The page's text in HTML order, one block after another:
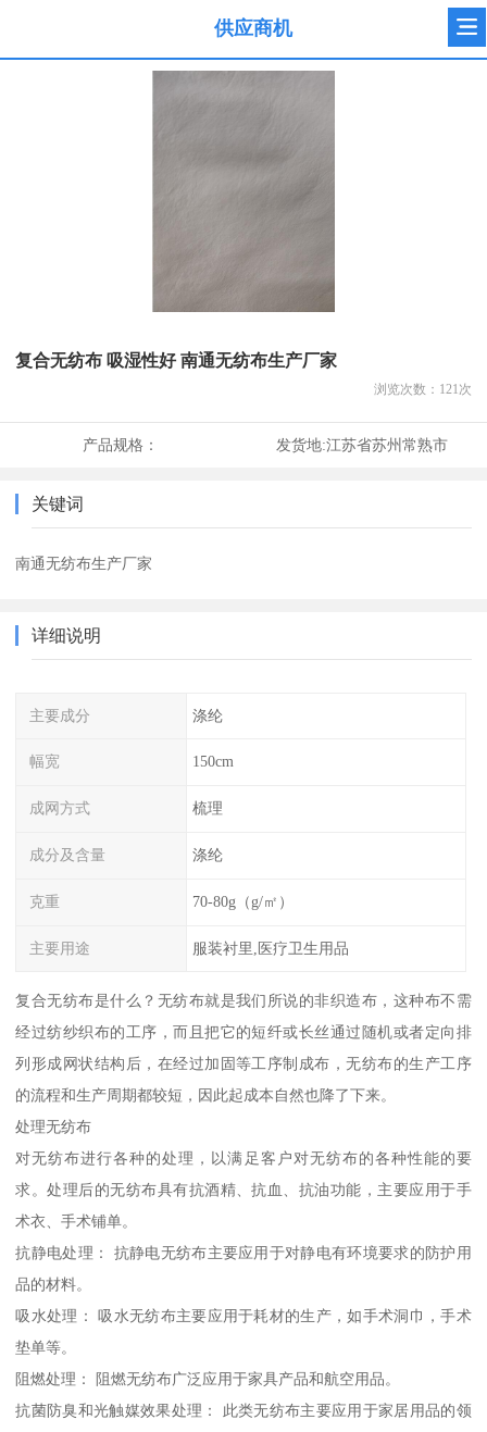
供应商机
复合无纺布 吸湿性好 南通无纺布生产厂家
浏览次数： 121 次
产品规格： 发货地:江苏省苏州常熟市
关键词
南通无纺布生产厂家
详细说明
主要成分 涤纶
幅宽 150cm
成网方式 梳理
成分及含量 涤纶
克重 70-80g（g/㎡）
主要用途 服装衬里,医疗卫生用品
复合无纺布是什么？无纺布就是我们所说的非织造布，这种布不需
经过纺纱织布的工序，而且把它的短纤或长丝通过随机或者定向排
列形成网状结构后，在经过加固等工序制成布，无纺布的生产工序
的流程和生产周期都较短，因此起成本自然也降了下来。
处理无纺布
对无纺布进行各种的处理，以满足客户对无纺布的各种性能的要
求。处理后的无纺布具有抗酒精、抗血、抗油功能，主要应用于手
术衣、手术铺单。
抗静电处理： 抗静电无纺布主要应用于对静电有环境要求的防护用
品的材料。
吸水处理： 吸水无纺布主要应用于耗材的生产，如手术洞巾，手术
垫单等。
阻燃处理： 阻燃无纺布广泛应用于家具产品和航空用品。
抗菌防臭和光触媒效果处理： 此类无纺布主要应用于家居用品的领